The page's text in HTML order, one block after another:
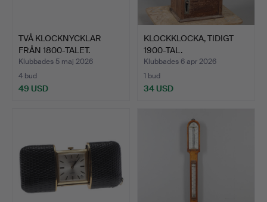
TVÅ KLOCKNYCKLAR
FRÅN 1800-TALET.
Klubbades 5 maj 2026
4 bud
49 USD
KLOCKKLOCKA, TIDIGT
1900-TAL.
Klubbades 6 apr 2026
1 bud
34 USD